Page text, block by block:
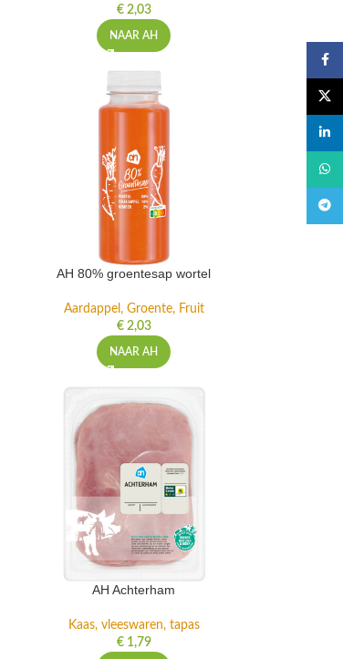
€2,03
NAAR AH
AH 80% groentesap wortel
Aardappel, Groente, Fruit
€2,03
NAAR AH
AH Achterham
Kaas, vleeswaren, tapas
€1,79